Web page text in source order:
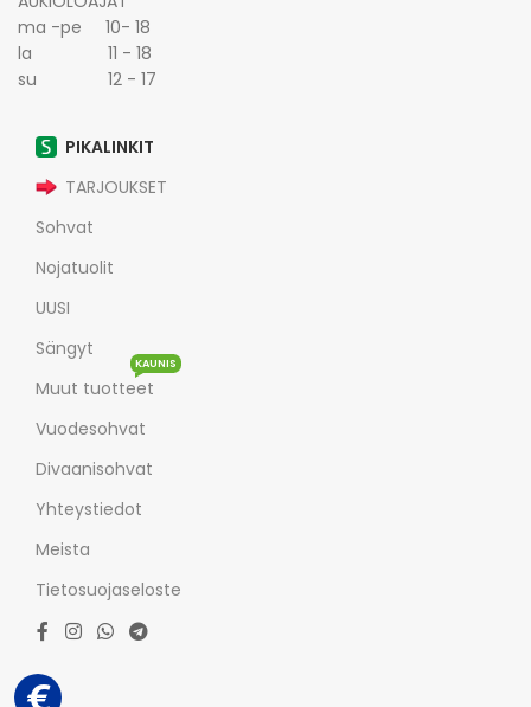
ma -pe 10- 18
la 11 - 18
su 12 - 17
PIKALINKIT
TARJOUKSET
Sohvat
Nojatuolit
UUSI
Sängyt
Muut tuotteet
KAUNIS
Vuodesohvat
Divaanisohvat
Yhteystiedot
Meista
Tietosuojaseloste